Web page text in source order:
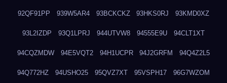
92QF91PP 939W5AR4 93BCKCKZ 93HKS0RJ 93KMD0XZ
93L2IZDP 93Q1LPRJ 944UTVW8 94555E9U 94CLT1XT
94CQZMDW 94E5VQT2 94H1UCPR 94J2GRFM 94Q4Z2L5
94Q772HZ 94USHO25 95QVZ7XT 95VSPH17 96G7WZOM